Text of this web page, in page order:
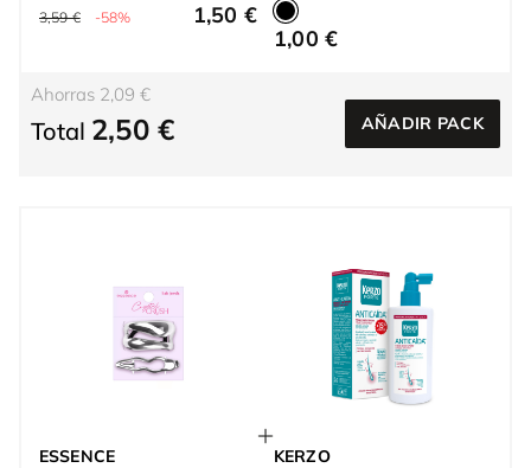
3,59 € -58% 1,50 €
1,00 €
Ahorras 2,09 €
Total 2,50 € AÑADIR PACK
ESSENCE
KERZO